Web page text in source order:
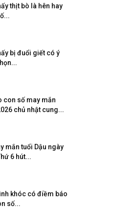
thịt bò là hên hay
bị đuổi giết có ý
con số may mắn
chủ nhật cung...
mắn tuổi Dậu ngày
6 hút...
khóc có điềm báo
số...